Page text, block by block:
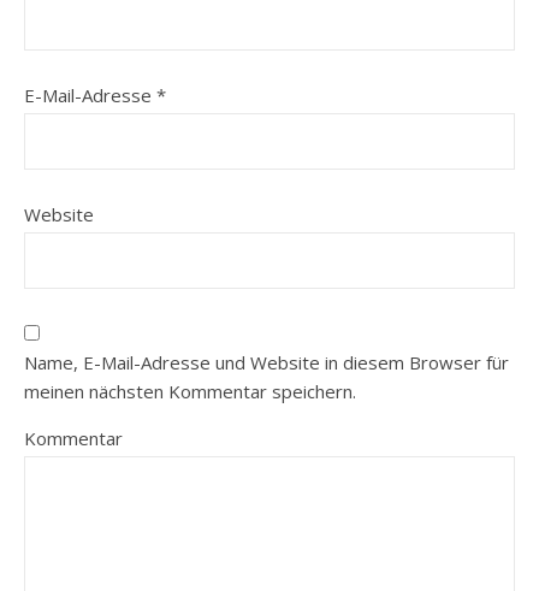
E-Mail-Adresse *
Website
Name, E-Mail-Adresse und Website in diesem Browser für
meinen nächsten Kommentar speichern.
Kommentar